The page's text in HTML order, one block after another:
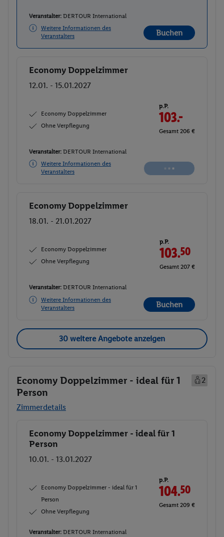
Veranstalter: DERTOUR International
Weitere Informationen des
Veranstalters
Buchen
Buchen
Economy Doppelzimmer
12.01. - 15.01.2027
Economy Doppelzimmer
Ohne Verpflegung
p.P.
103.50
Gesamt 207 €
Veranstalter: DERTOUR International
Weitere Informationen des
Veranstalters
Buchen
Buchen
Economy Doppelzimmer
18.01. - 21.01.2027
Economy Doppelzimmer
Ohne Verpflegung
p.P.
103.50
Gesamt 207 €
Veranstalter: DERTOUR International
Weitere Informationen des
Veranstalters
Buchen
30 weitere Angebote anzeigen
Economy Doppelzimmer - ideal für 1
Person
2
Zimmerdetails
Buchen
Economy Doppelzimmer - ideal für 1
Person
10.01. - 13.01.2027
Economy Doppelzimmer - ideal für 1
Person
Ohne Verpflegung
p.P.
104.50
Gesamt 209 €
Veranstalter: DERTOUR International